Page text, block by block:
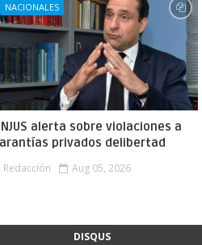
NACIONALES
alerta sobre violaciones a
privados delibertad
Redacción Aug 05, 2026
DISQUS